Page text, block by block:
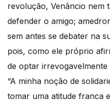
revolução, Venâncio nem
defender o amigo;
sem antes se debater na
pois, como ele próprio
de optar
“A minha noção de
tomar uma atitude franca